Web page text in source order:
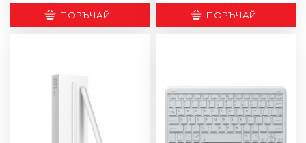
ПОРЪЧАЙ ПОРЪЧАЙ